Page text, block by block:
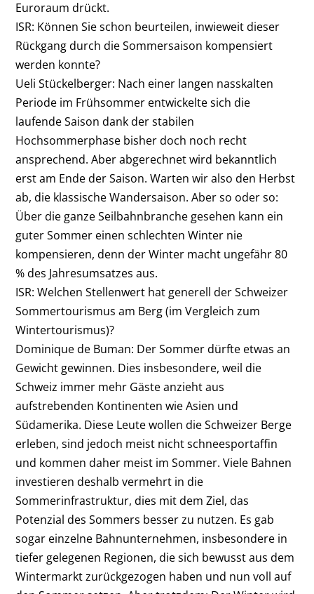
Euroraum drückt.
ISR: Können Sie schon beurteilen, inwieweit dieser
Rückgang durch die Sommersaison kompensiert
werden konnte?
Ueli Stückelberger: Nach einer langen nasskalten
Periode im Frühsommer entwickelte sich die
laufende Saison dank der stabilen
Hochsommerphase bisher doch noch recht
ansprechend. Aber abgerechnet wird bekanntlich
erst am Ende der Saison. Warten wir also den Herbst
ab, die klassische Wandersaison. Aber so oder so:
Über die ganze Seilbahnbranche gesehen kann ein
guter Sommer einen schlechten Winter nie
kompensieren, denn der Winter macht ungefähr 80
% des Jahresumsatzes aus.
ISR: Welchen Stellenwert hat generell der Schweizer
Sommertourismus am Berg (im Vergleich zum
Wintertourismus)?
Dominique de Buman: Der Sommer dürfte etwas an
Gewicht gewinnen. Dies insbesondere, weil die
Schweiz immer mehr Gäste anzieht aus
aufstrebenden Kontinenten wie Asien und
Südamerika. Diese Leute wollen die Schweizer Berge
erleben, sind jedoch meist nicht schneesportaffin
und kommen daher meist im Sommer. Viele Bahnen
investieren deshalb vermehrt in die
Sommerinfrastruktur, dies mit dem Ziel, das
Potenzial des Sommers besser zu nutzen. Es gab
sogar einzelne Bahnunternehmen, insbesondere in
tiefer gelegenen Regionen, die sich bewusst aus dem
Wintermarkt zurückgezogen haben und nun voll auf